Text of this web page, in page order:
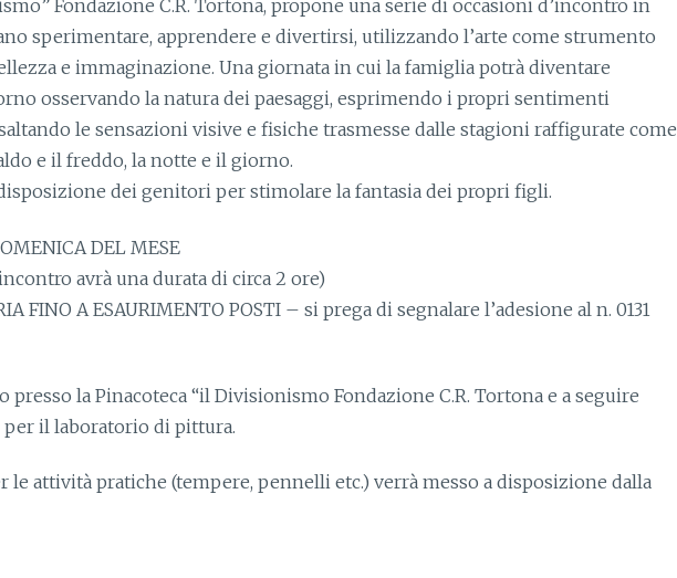
Fondazione C.R. Tortona, propone una serie di occasioni d’incontro in
sperimentare, apprendere e divertirsi, utilizzando l’arte come strumento
e immaginazione. Una giornata in cui la famiglia potrà diventare
osservando la natura dei paesaggi, esprimendo i propri sentimenti
le sensazioni visive e fisiche trasmesse dalle stagioni raffigurate come
e il freddo, la notte e il giorno.
dei genitori per stimolare la fantasia dei propri figli.
DEL MESE
incontro avrà una durata di circa 2 ore)
FINO A ESAURIMENTO POSTI – si prega di segnalare l’adesione al n. 0131
la Pinacoteca “il Divisionismo Fondazione C.R. Tortona e a seguire
per il laboratorio di pittura.
le attività pratiche (tempere, pennelli etc.) verrà messo a disposizione dalla